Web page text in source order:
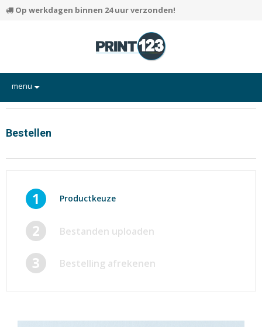
Op werkdagen binnen 24 uur verzonden!
menu
Flyers
Hand-outs/Losbladig
Posters
Rapporten/Verslagen
Certificaten/Diploma's
Visitekaartjes
Alle producten
Bestellen
1 Productkeuze
2 Bestanden uploaden
3 Bestelling afrekenen